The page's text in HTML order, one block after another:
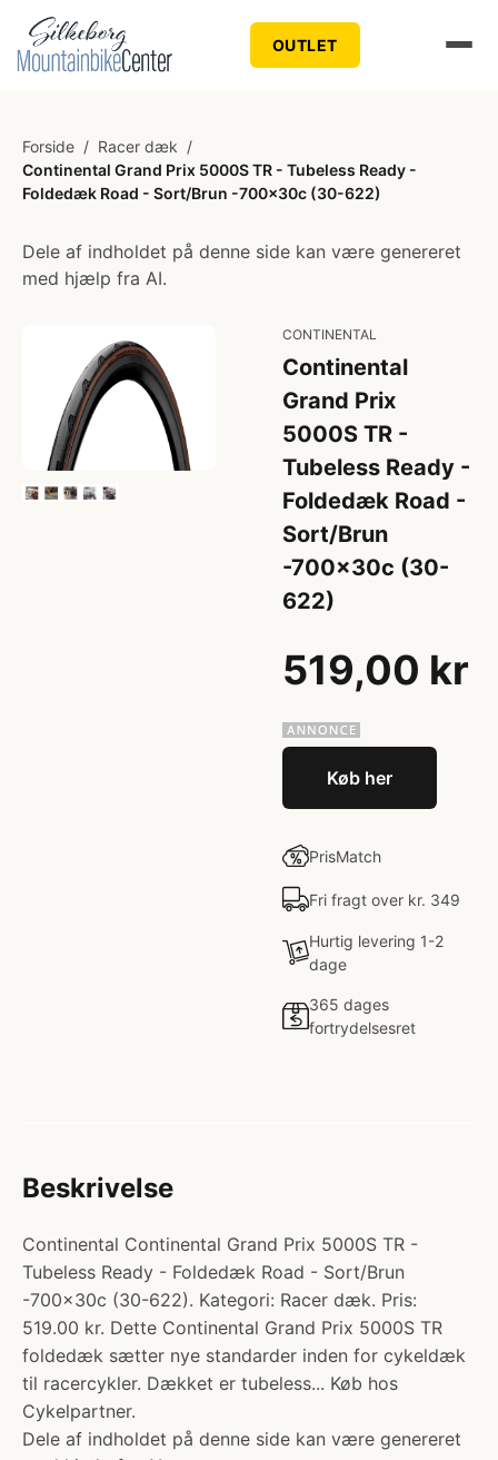
OUTLET
Forside / Racer dæk /
Continental Grand Prix 5000S TR - Tubeless Ready -
Foldedæk Road - Sort/Brun -700x30c (30-622)
Dele af indholdet på denne side kan være genereret
med hjælp fra AI.
CONTINENTAL
Continental
Grand Prix
5000S TR -
Tubeless Ready -
Foldedæk Road -
Sort/Brun
-700x30c (30-
622)
519,00 kr
Køb her
PrisMatch
Fri fragt over kr. 349
Hurtig levering 1-2
dage
365 dages
fortrydelsesret
Beskrivelse
Continental Continental Grand Prix 5000S TR -
Tubeless Ready - Foldedæk Road - Sort/Brun
-700x30c (30-622). Kategori: Racer dæk. Pris:
519.00 kr. Dette Continental Grand Prix 5000S TR
foldedæk sætter nye standarder inden for cykeldæk
til racercykler. Dækket er tubeless... Køb hos
Cykelpartner.
Dele af indholdet på denne side kan være genereret